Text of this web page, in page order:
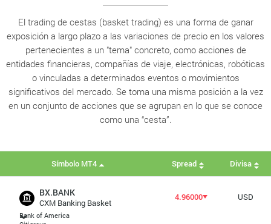
El trading de cestas (basket trading) es una forma de ganar
exposición a largo plazo a las variaciones de precio en los valores
pertenecientes a un "tema" concreto, como acciones de
entidades financieras, compañías de viaje, electrónicas, robóticas
o vinculadas a determinados eventos o movimientos
significativos del mercado. Se toma una misma posición a la vez
en un conjunto de acciones que se agrupan en lo que se conoce
como una “cesta”.
Símbolo MT4 Spread Divisa
BX.BANK
CXM Banking Basket
Bank of America
4.96000 USD